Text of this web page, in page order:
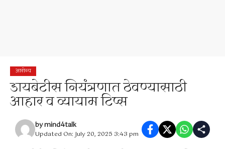
आरोग्य
डायबेटीस नियंत्रणात ठेवण्यासाठी
आहार व व्यायाम टिप्स
bymind4talk
Updated On: July 20, 2025 3:43 pm